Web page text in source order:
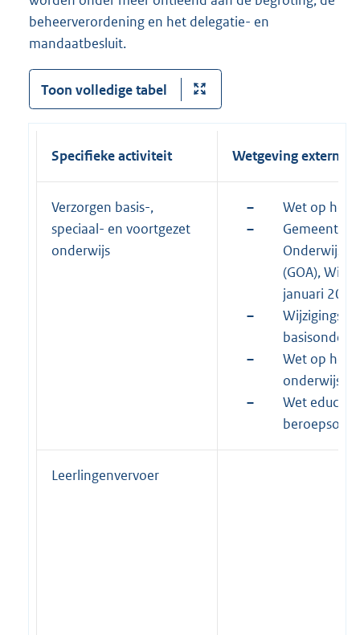
beheerverordening en het delegatie- en
mandaatbesluit.
Toon volledige tabel
Specifieke activiteit Wetgeving extern
Verzorgen basis-,
speciaal- en voortgezet
onderwijs
–
Wet op het
–
(GOA),
januari 2012
–
–
Wet op het
onderwijs
–
Wet
Leerlingenvervoer